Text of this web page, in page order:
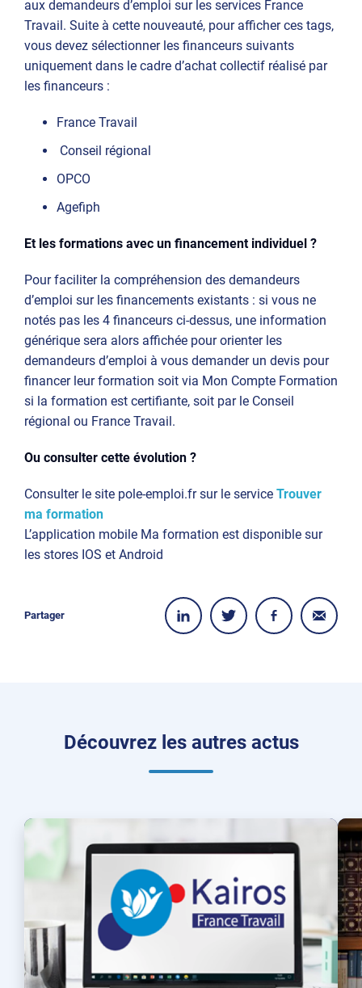
aux demandeurs d’emploi sur les services France
Travail. Suite à cette nouveauté, pour afficher ces tags,
vous devez sélectionner les financeurs suivants
uniquement dans le cadre d’achat collectif réalisé par
les financeurs :
France Travail
Conseil régional
OPCO
Agefiph
Et les formations avec un financement individuel ?
Pour faciliter la compréhension des demandeurs
d’emploi sur les financements existants : si vous ne
notés pas les 4 financeurs ci-dessus, une information
générique sera alors affichée pour orienter les
demandeurs d’emploi à vous demander un devis pour
financer leur formation soit via Mon Compte Formation
si la formation est certifiante, soit par le Conseil
régional ou France Travail.
Ou consulter cette évolution ?
Consulter le site pole-emploi.fr sur le service Trouver
ma formation
L’application mobile Ma formation est disponible sur
les stores IOS et Android
Partager
Découvrez les autres actus